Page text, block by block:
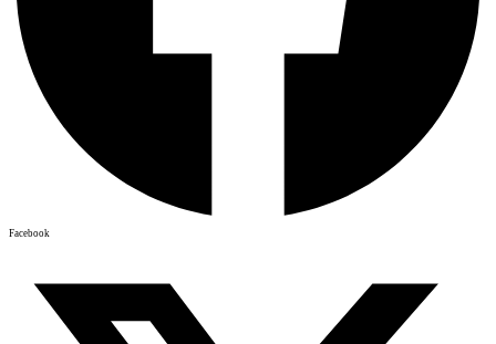
Facebook